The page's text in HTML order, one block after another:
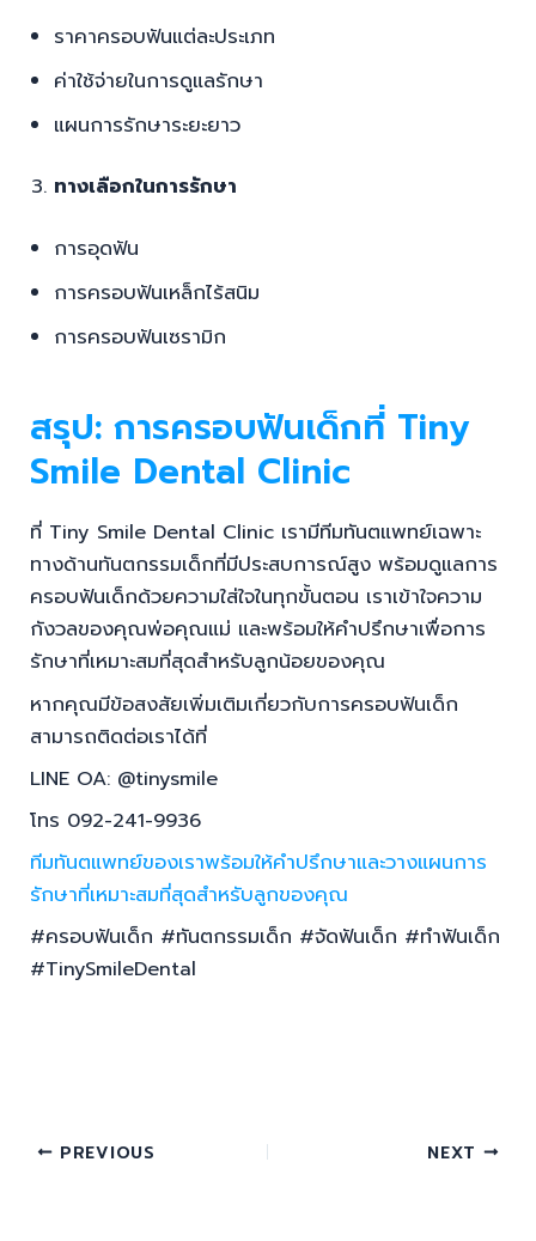
ราคาครอบฟันแต่ละประเภท
ค่าใช้จ่ายในการดูแลรักษา
แผนการรักษาระยะยาว
ทางเลือกในการรักษา
การอุดฟัน
การครอบฟันเหล็กไร้สนิม
การครอบฟันเซรามิก
สรุป: การครอบฟันเด็กที่ Tiny
Smile Dental Clinic
ที่ Tiny Smile Dental Clinic เรามีทีมทันตแพทย์เฉพาะ
ทางด้านทันตกรรมเด็กที่มีประสบการณ์สูง พร้อมดูแลการ
ครอบฟันเด็กด้วยความใส่ใจในทุกขั้นตอน เราเข้าใจความ
กังวลของคุณพ่อคุณแม่ และพร้อมให้คำปรึกษาเพื่อการ
รักษาที่เหมาะสมที่สุดสำหรับลูกน้อยของคุณ
หากคุณมีข้อสงสัยเพิ่มเติมเกี่ยวกับการครอบฟันเด็ก
สามารถติดต่อเราได้ที่
LINE OA: @tinysmile
โทร 092-241-9936
ทีมทันตแพทย์ของเราพร้อมให้คำปรึกษาและวางแผนการ
รักษาที่เหมาะสมที่สุดสำหรับลูกของคุณ
#ครอบฟันเด็ก #ทันตกรรมเด็ก #จัดฟันเด็ก #ทำฟันเด็ก
#TinySmileDental
PREVIOUS NEXT